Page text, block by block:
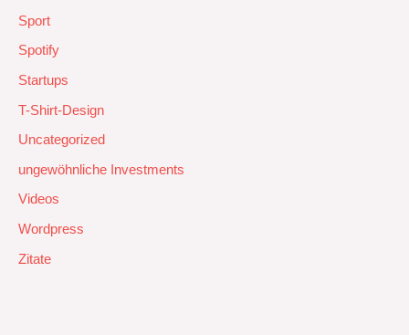
Sport
Spotify
Startups
T-Shirt-Design
Uncategorized
ungewöhnliche Investments
Videos
Wordpress
Zitate